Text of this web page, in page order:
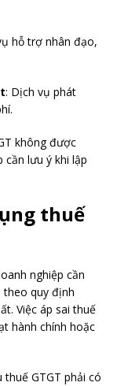
hỗ trợ nhân đạo,
: Dịch vụ phát
không được
lưu ý khi lập
thuế
nghiệp cần
theo quy định
Việc áp sai thuế
hành chính hoặc
thuế GTGT phải có